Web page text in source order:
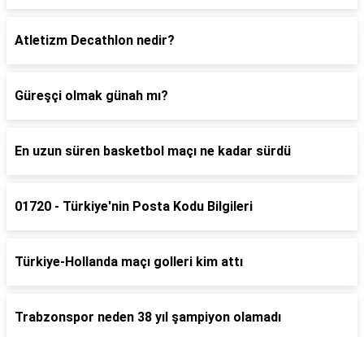
Atletizm Decathlon nedir?
Güreşçi olmak günah mı?
En uzun süren basketbol maçı ne kadar sürdü
01720 - Türkiye'nin Posta Kodu Bilgileri
Türkiye-Hollanda maçı golleri kim attı
Trabzonspor neden 38 yıl şampiyon olamadı